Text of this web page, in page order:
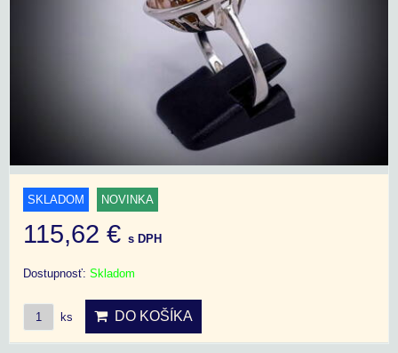
SKLADOM NOVINKA
115,62 € s DPH
Dostupnosť: Skladom
ks DO KOŠÍKA